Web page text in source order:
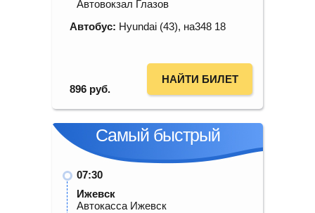
Автовокзал Глазов
Автобус: Hyundai (43), на348 18
896 руб.
НАЙТИ БИЛЕТ
Самый быстрый
07:30
Ижевск
Автокасса Ижевск